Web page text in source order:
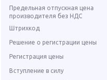
Предельная отпускная цена
производителя без НДС
Штрихкод
Решение о регистрации цены
Регистрация цены
Вступление в силу